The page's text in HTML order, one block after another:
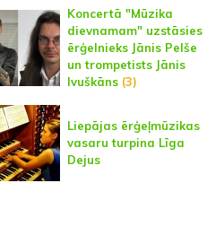
Koncertā "Mūzika
dievnamam" uzstāsies
ērģelnieks Jānis Pelše
un trompetists Jānis
Ivuškāns(3)
Liepājas ērģeļmūzikas
vasaru turpina Līga
Dejus